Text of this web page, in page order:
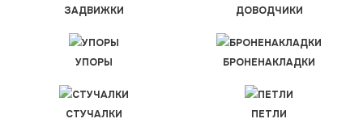
ЗАДВИЖКИ ДОВОДЧИКИ
УПОРЫ БРОНЕНАКЛАДКИ
СТУЧАЛКИ ПЕТЛИ